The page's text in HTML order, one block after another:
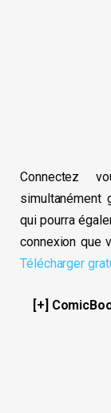
Connectez
qui pourra
connexion que
Télécharger
[+]